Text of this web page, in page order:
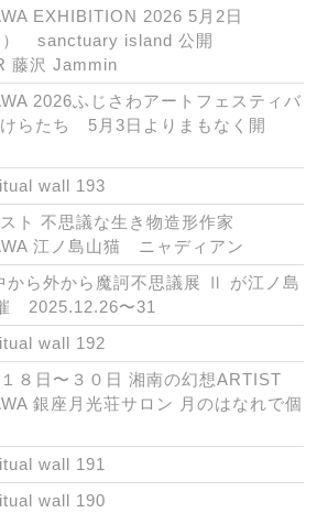
EXHIBITION 2026 5月2日
） sanctuary island 公開
藤沢 Jammin
2026ふじさわアートフェスティバ
らたち 5月3日よりまもなく開
wall 193
ト 不思議な生き物造形作家
江ノ島山猫 ニャディアン
から外から魔訶不思議展 Ⅱ が江ノ島
2025.12.26〜31
wall 192
８日〜３０日 湘南の幻想ARTIST
銀座月光荘サロン 月のはなれで個
wall 191
wall 190